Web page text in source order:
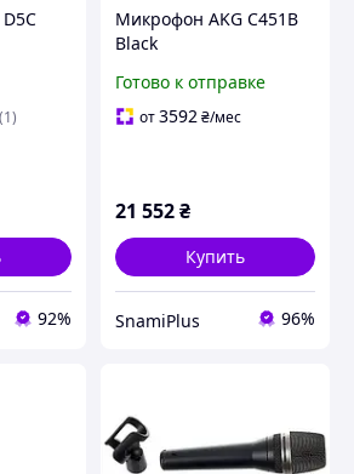
(1)
92%
Микрофон AKG C451B
Black
Готово к отправке
от3592₴/мес
21 552₴
Купить
SnamiPlus 96%